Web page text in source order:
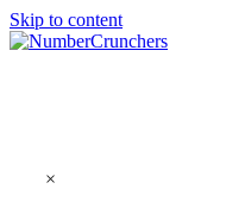
Skip to content
×